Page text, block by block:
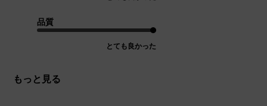
品質
とても良かった
もっと見る